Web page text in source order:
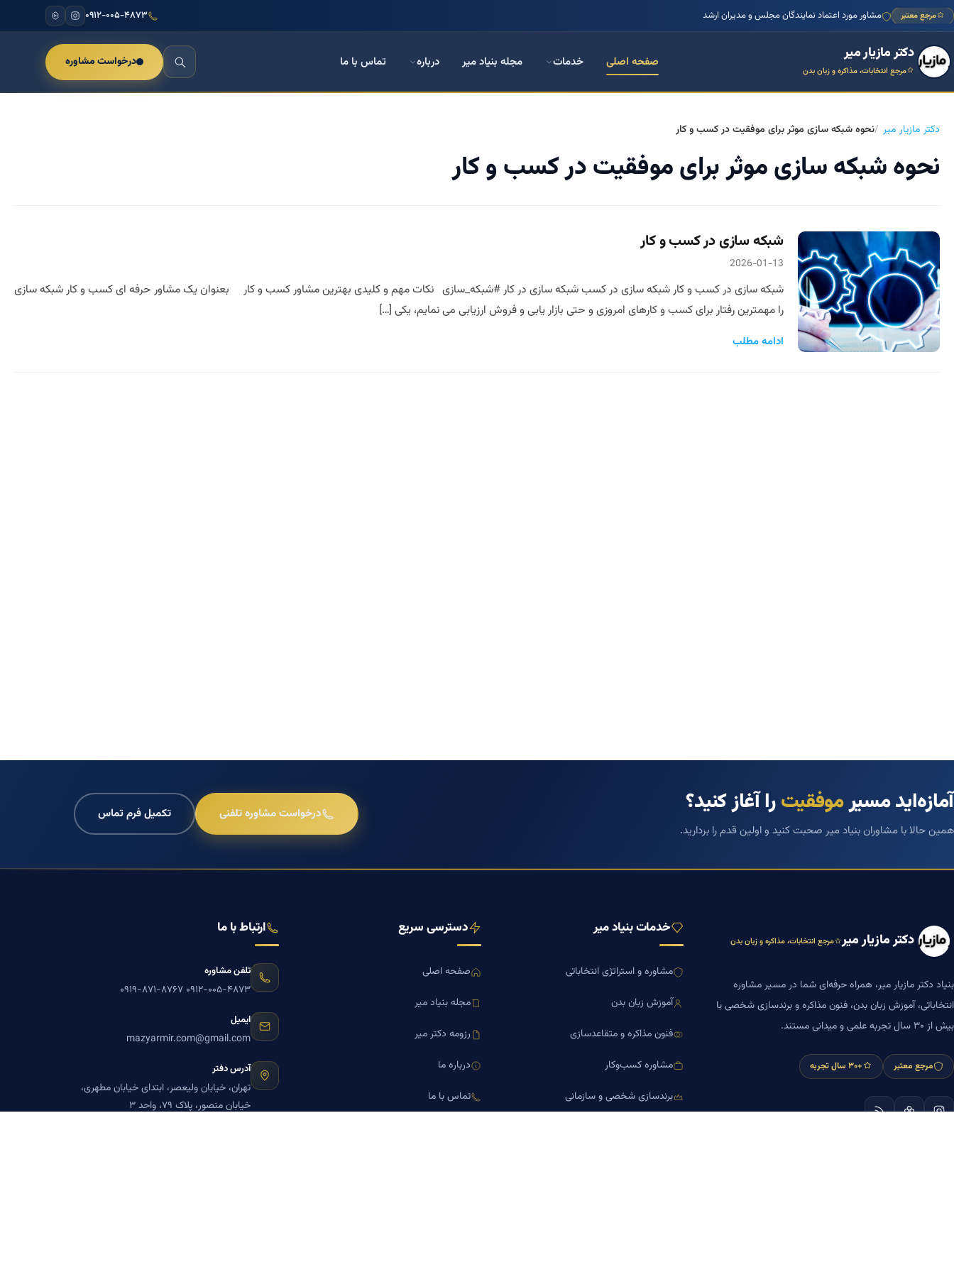
مرجع معتبر مشاور مورد اعتماد نمایندگان مجلس و مدیران ارشد ۰۹۱۲-۰۰۵-۴۸۷۳
دکتر مازیار میر
مرجع انتخابات، مذاکره و زبان بدن
صفحه اصلی خدمات مجله بنیاد میر درباره تماس با ما درخواست مشاوره
دکتر مازیار میر نحوه شبکه سازی موثر برای موفقیت در کسب‌ و کار
نحوه شبکه سازی موثر برای موفقیت در کسب‌ و کار
شبکه سازی در کسب و کار
2026-01-13
شبکه سازی در کسب و کار شبکه سازی در کسب شبکه سازی در کار #شبکه_سازی نکات مهم و کلیدی بهترین مشاور کسب و کار بعنوان یک مشاور حرفه ای کسب و کار شبکه سازی
را مهمترین رفتار برای کسب و کارهای امروزی و حتی بازار یابی و فروش ارزیابی می نمایم، یکی […]
ادامه مطلب
آمازه‌اید مسیرموفقیترا آغاز کنید؟
همین حالا با مشاوران بنیاد میر صحبت کنید و اولین قدم را بردارید.
درخواست مشاوره تلفنی تکمیل فرم تماس
دکتر مازیار میر مرجع انتخابات، مذاکره و زبان بدن
بنیاد دکتر مازیار میر، همراه حرفه‌ای شما در مسیر مشاوره
انتخاباتی، آموزش زبان بدن، فنون مذاکره و برندسازی شخصی با
بیش از ۳۰ سال تجربه علمی و میدانی مستند.
مرجع معتبر +۳۰ سال تجربه
خدمات بنیاد میر
مشاوره و استراتژی انتخاباتی
آموزش زبان بدن
فنون مذاکره و متقاعدسازی
مشاوره کسب‌وکار
برندسازی شخصی و سازمانی
دسترسی سریع
صفحه اصلی
مجله بنیاد میر
رزومه دکتر میر
درباره ما
تماس با ما
ارتباط با ما
تلفن مشاوره
۰۹۱۲-۰۰۵-۴۸۷۳ ۰۹۱۹-۸۷۱-۸۷۶۷
ایمیل
mazyarmir.com@gmail.com
آدرس دفتر
تهران، خیابان ولیعصر، ابتدای خیابان مطهری،
خیابان منصور، پلاک ۷۹، واحد ۳